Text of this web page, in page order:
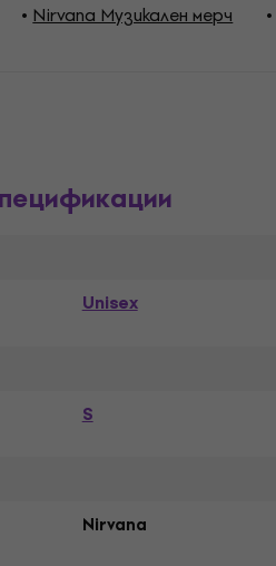
Nirvana Музикален мерч
Unisex
S
Nirvana